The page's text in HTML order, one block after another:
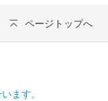
ページトップへ
ます。